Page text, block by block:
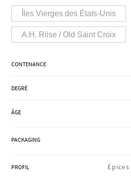
MARQUES
BOUTIQUE LOIRET
Îles Vierges des États-Unis
A.H. Riise / Old Saint Croix
CONTENANCE
DEGRÉ
ÂGE
PACKAGING
PROFIL